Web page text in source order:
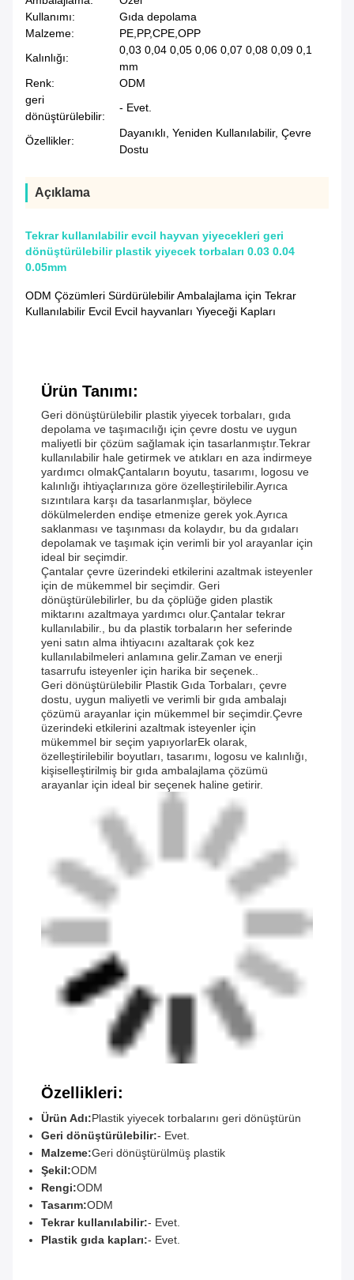
Kullanımı:
Gıda depolama
Malzeme:
PE,PP,CPE,OPP
Kalınlığı:
0,03 0,04 0,05 0,06 0,07 0,08 0,09 0,1
mm
Renk:
ODM
geri
dönüştürülebilir:
- Evet.
Özellikler:
Dayanıklı, Yeniden Kullanılabilir, Çevre
Dostu
Açıklama
Tekrar kullanılabilir evcil hayvan yiyecekleri geri
dönüştürülebilir plastik yiyecek torbaları 0.03 0.04
0.05mm
ODM Çözümleri Sürdürülebilir Ambalajlama için Tekrar
Kullanılabilir Evcil Evcil hayvanları Yiyeceği Kapları
Ürün Tanımı:
Geri dönüştürülebilir plastik yiyecek torbaları, gıda
depolama ve taşımacılığı için çevre dostu ve uygun
maliyetli bir çözüm sağlamak için tasarlanmıştır.Tekrar
kullanılabilir hale getirmek ve atıkları en aza indirmeye
yardımcı olmakÇantaların boyutu, tasarımı, logosu ve
kalınlığı ihtiyaçlarınıza göre özelleştirilebilir.Ayrıca
sızıntılara karşı da tasarlanmışlar, böylece
dökülmelerden endişe etmenize gerek yok.Ayrıca
saklanması ve taşınması da kolaydır, bu da gıdaları
depolamak ve taşımak için verimli bir yol arayanlar için
ideal bir seçimdir.
Çantalar çevre üzerindeki etkilerini azaltmak isteyenler
için de mükemmel bir seçimdir. Geri
dönüştürülebilirler, bu da çöplüğe giden plastik
miktarını azaltmaya yardımcı olur.Çantalar tekrar
kullanılabilir., bu da plastik torbaların her seferinde
yeni satın alma ihtiyacını azaltarak çok kez
kullanılabilmeleri anlamına gelir.Zaman ve enerji
tasarrufu isteyenler için harika bir seçenek..
Geri dönüştürülebilir Plastik Gıda Torbaları, çevre
dostu, uygun maliyetli ve verimli bir gıda ambalajı
çözümü arayanlar için mükemmel bir seçimdir.Çevre
üzerindeki etkilerini azaltmak isteyenler için
mükemmel bir seçim yapıyorlarEk olarak,
özelleştirilebilir boyutları, tasarımı, logosu ve kalınlığı,
kişiselleştirilmiş bir gıda ambalajlama çözümü
arayanlar için ideal bir seçenek haline getirir.
Özellikleri:
Ürün Adı:Plastik yiyecek torbalarını geri dönüştürün
Geri dönüştürülebilir:- Evet.
Malzeme:Geri dönüştürülmüş plastik
Şekil:ODM
Rengi:ODM
Tasarım:ODM
Tekrar kullanılabilir:- Evet.
Plastik gıda kapları:- Evet.